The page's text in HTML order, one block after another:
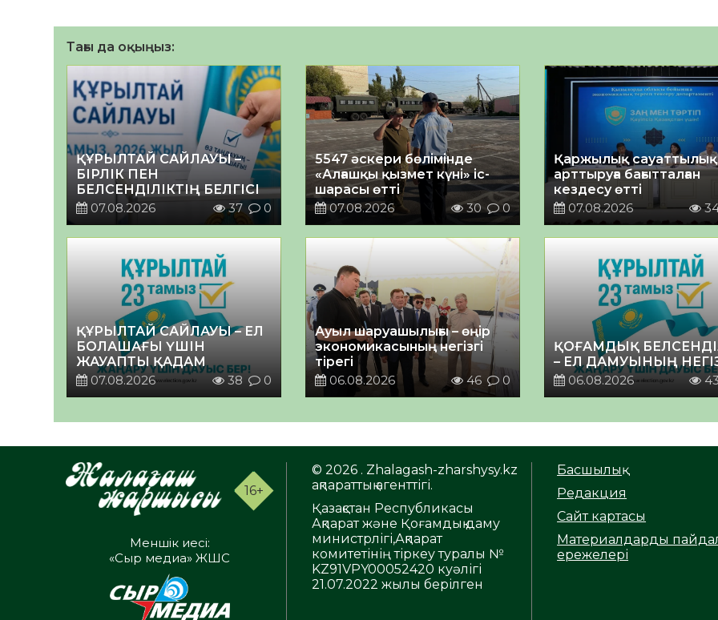
Тағы да оқыңыз:
ҚҰРЫЛТАЙ САЙЛАУЫ –
БІРЛІК ПЕН
БЕЛСЕНДІЛІКТІҢ БЕЛГІСІ
07.08.2026
37 0
5547 әскери бөлімінде
«Алғашқы қызмет күні» іс-
шарасы өтті
07.08.2026
30 0
Қаржылық
арттыруға бағытталған
кездесу өтті
07.08.2026
ҚҰРЫЛТАЙ САЙЛАУЫ – ЕЛ
БОЛАШАҒЫ ҮШІН
ЖАУАПТЫ ҚАДАМ
07.08.2026
38 0
Ауыл шаруашылығы – өңір
экономикасының негізгі
тірегі
06.08.2026
46 0
ҚОҒАМДЫҚ
– ЕЛ ДАМУЫНЫҢ
06.08.2026
43
16+
Меншік иесі:
«Сыр медиа» ЖШС
© 2026 . Zhalagash-zharshysy.kz
ақпараттық агенттігі.
Қазақстан Республикасы
Ақпарат және Қоғамдық даму
министрлігі,Ақпарат
комитетінің тіркеу туралы №
KZ91VPY00052420 куәлігі
21.07.2022 жылы берілген
Басшылық
Редакция
Сайт картасы
Материалдарды
ережелері